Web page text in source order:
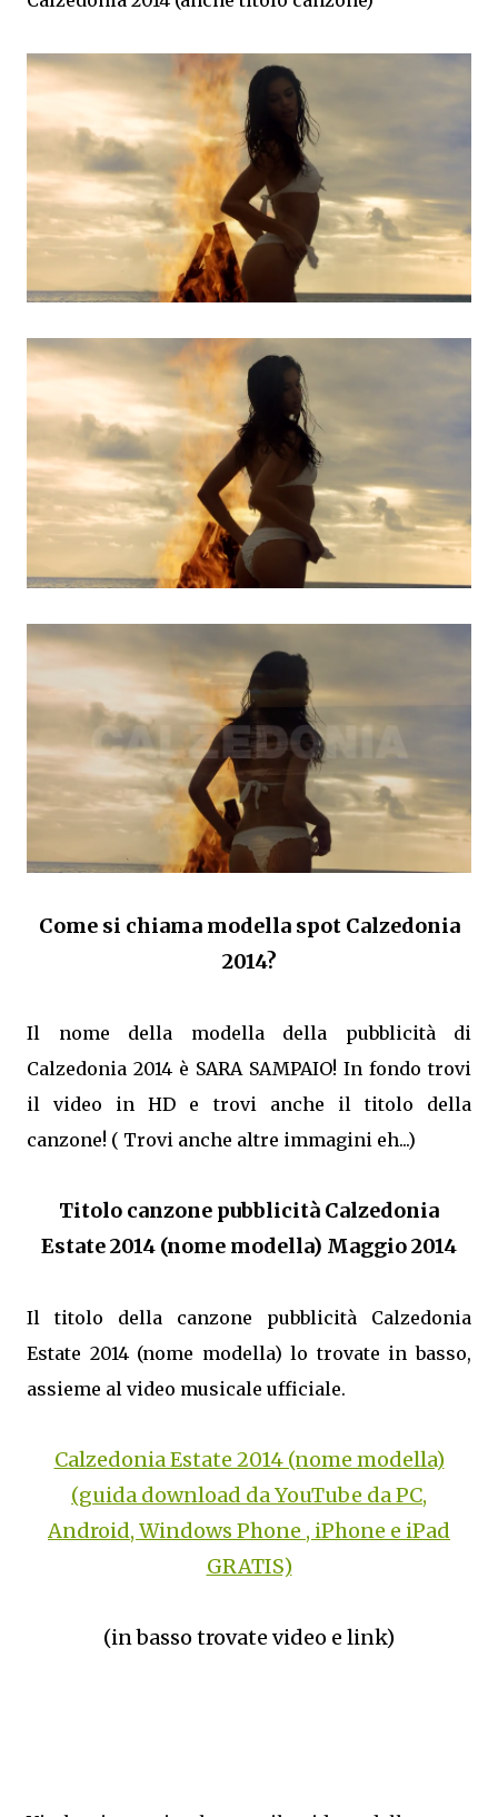
Come si chiama modella spot Calzedonia
2014?
Il nome della modella della pubblicità di
Calzedonia 2014 è SARA SAMPAIO! In fondo trovi
il video in HD e trovi anche il titolo della
canzone! ( Trovi anche altre immagini eh...)
Titolo canzone pubblicità Calzedonia
Estate 2014 (nome modella) Maggio 2014
Il titolo della canzone pubblicità Calzedonia
Estate 2014 (nome modella) lo trovate in basso,
assieme al video musicale ufficiale.
Calzedonia Estate 2014 (nome modella)
(guida download da YouTube da PC,
Android, Windows Phone , iPhone e iPad
GRATIS)
(in basso trovate video e link)